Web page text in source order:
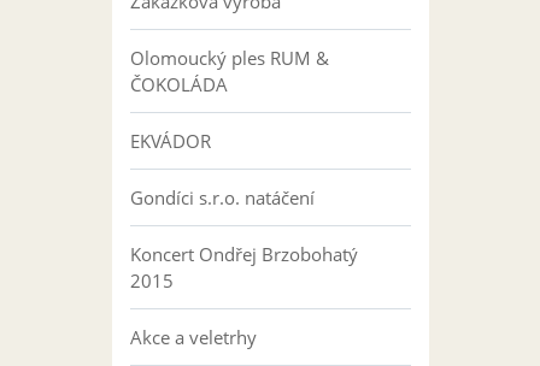
Olomoucký ples RUM &
ČOKOLÁDA
EKVÁDOR
Gondíci s.r.o. natáčení
Koncert Ondřej Brzobohatý
2015
Akce a veletrhy